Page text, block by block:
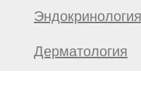
Эндокринология
Дерматология